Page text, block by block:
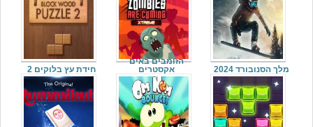
מלך הסנובורד 2024
הזומבים באים
אקסטרים
חידת עץ בלוקים 2